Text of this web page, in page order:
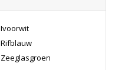
Ivoorwit
Rifblauw
Zeeglasgroen